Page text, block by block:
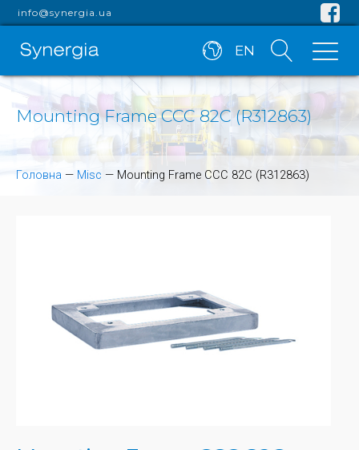
info@synergia.ua
EN
Mounting Frame CCC 82C (R312863)
Головна — Misc — Mounting Frame CCC 82C (R312863)